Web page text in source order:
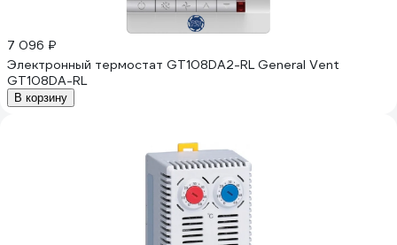
7 096 ₽
Электронный термостат GT108DA2-RL General Vent
GT108DA-RL
В корзину